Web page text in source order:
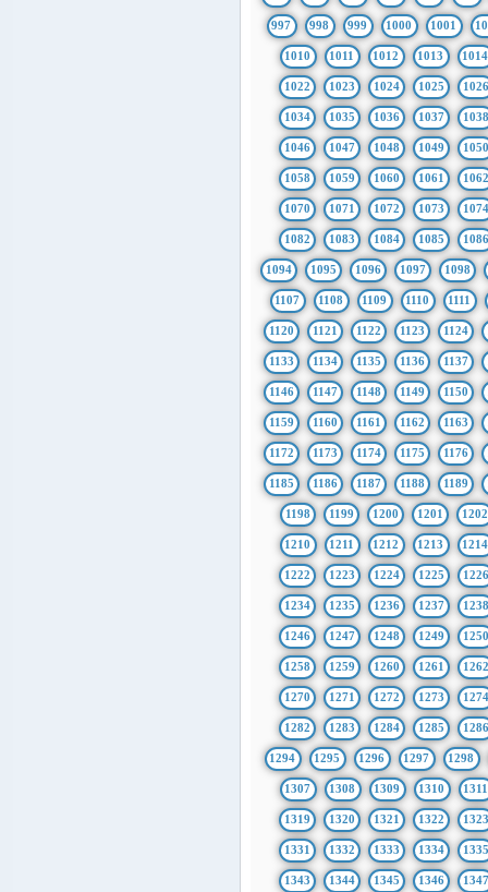
997 998 999 1000 1001
1010 1011 1012 1013 1014
1022 1023 1024 1025 1026
1034 1035 1036 1037 1038
1046 1047 1048 1049 1050
1058 1059 1060 1061 1062
1070 1071 1072 1073 1074
1082 1083 1084 1085 1086
1094 1095 1096 1097 1098
1107 1108 1109 1110 1111
1120 1121 1122 1123 1124
1133 1134 1135 1136 1137
1146 1147 1148 1149 1150
1159 1160 1161 1162 1163
1172 1173 1174 1175 1176
1185 1186 1187 1188 1189
1198 1199 1200 1201 1202
1210 1211 1212 1213 1214
1222 1223 1224 1225 1226
1234 1235 1236 1237 1238
1246 1247 1248 1249 1250
1258 1259 1260 1261 1262
1270 1271 1272 1273 1274
1282 1283 1284 1285 1286
1294 1295 1296 1297 1298
1307 1308 1309 1310 1311
1319 1320 1321 1322 1323
1331 1332 1333 1334 1335
1343 1344 1345 1346 1347